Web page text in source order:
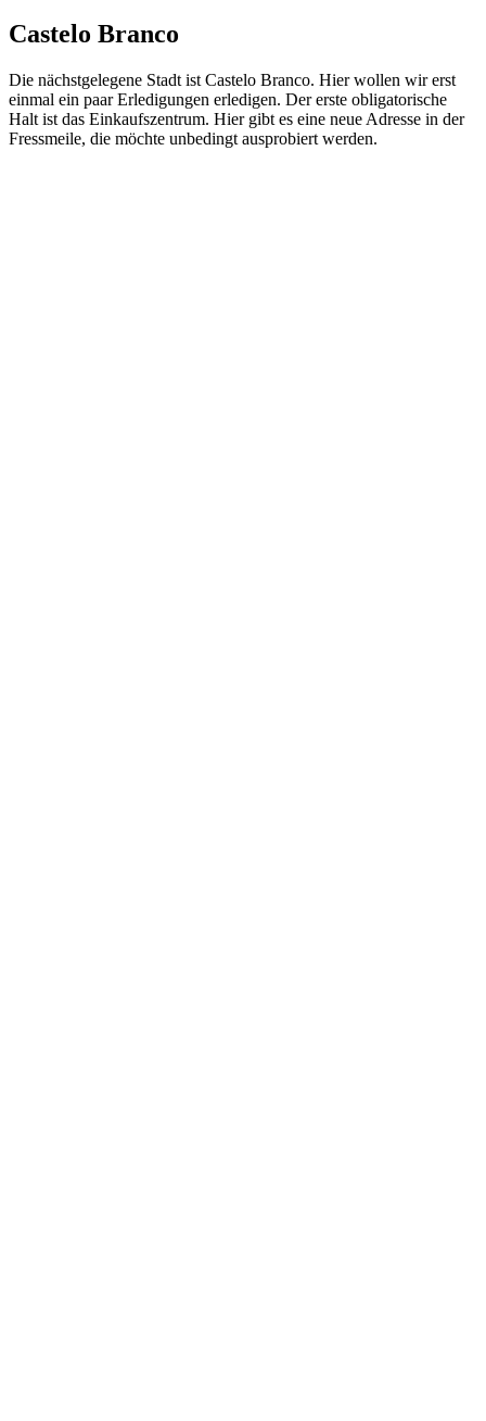
Castelo Branco
Die nächstgelegene Stadt ist Castelo Branco. Hier wollen wir erst
einmal ein paar Erledigungen erledigen. Der erste obligatorische
Halt ist das Einkaufszentrum. Hier gibt es eine neue Adresse in der
Fressmeile, die möchte unbedingt ausprobiert werden.